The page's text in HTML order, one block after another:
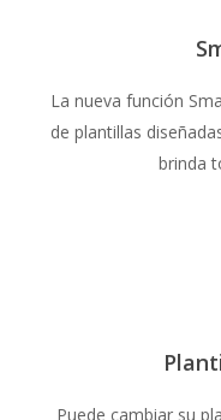
La nueva función
de plantillas
brinda
Puede cambiar su